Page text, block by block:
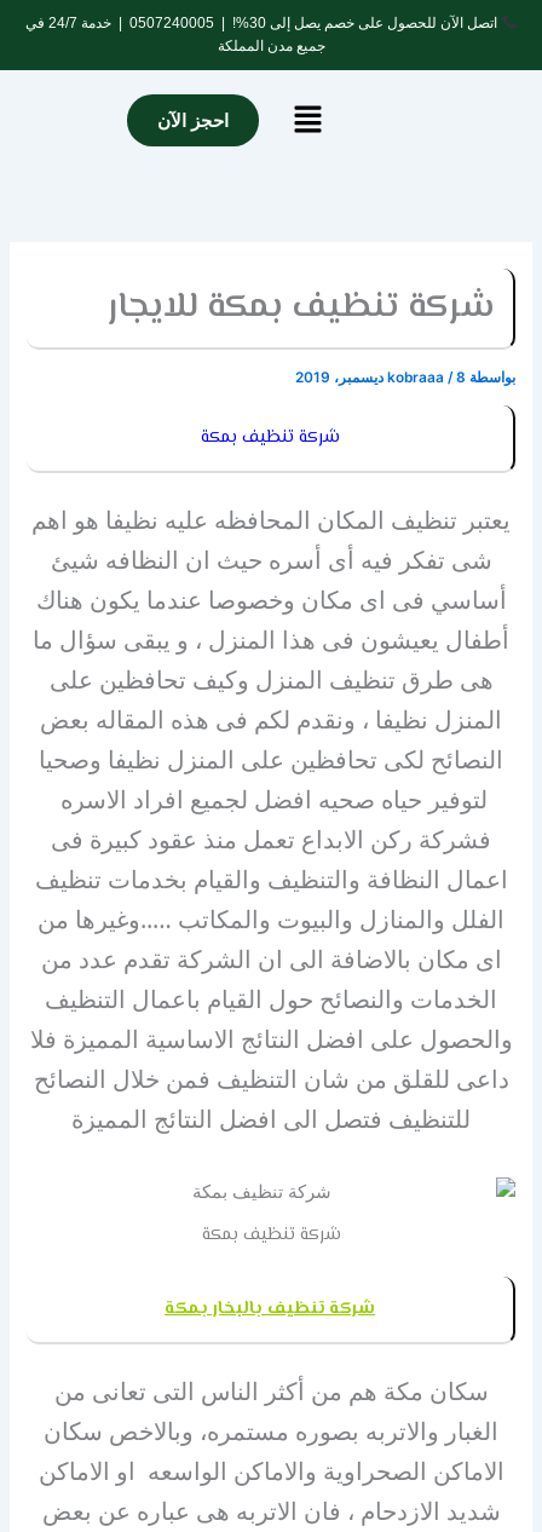
تخطي
المحتوى
اتصل الآن للحصول على خصم يصل إلى 30%! | 0507240005
| خدمة 24/7 في
جميع مدن المملكة
Menu احجز الآن
شركة تنظيف بمكة للايجار
بواسطة kobraaa /8 ديسمبر، 2019
شركة تنظيف بمكة
يعتبر تنظيف المكان المحافظه عليه نظيفا هو اهم
شى تفكر فيه أى أسره حيث ان النظافه شيئ
أساسي فى اى مكان وخصوصا عندما يكون هناك
أطفال يعيشون فى هذا المنزل ، و يبقى سؤال ما
هى طرق تنظيف المنزل وكيف تحافظين على
المنزل نظيفا ، ونقدم لكم فى هذه المقاله بعض
النصائح لكى تحافظين على المنزل نظيفا وصحيا
لتوفير حياه صحيه افضل لجميع افراد الاسره
فشركة ركن الابداع تعمل منذ عقود كبيرة فى
اعمال النظافة والتنظيف والقيام بخدمات تنظيف
الفلل والمنازل والبيوت والمكاتب …..وغيرها من
اى مكان بالاضافة الى ان الشركة تقدم عدد من
الخدمات والنصائح حول القيام باعمال التنظيف
والحصول على افضل النتائج الاساسية المميزة فلا
داعى للقلق من شان التنظيف فمن خلال النصائح
للتنظيف فتصل الى افضل النتائج المميزة
شركة تنظيف بمكة
شركة تنظيف بالبخار بمكة
سكان مكة هم من أكثر الناس التى تعانى من
الغبار والاتربه بصوره مستمره، وبالاخص سكان
الاماكن الصحراوية والاماكن الواسعه او الاماكن
شديد الازدحام ، فان الاتربه هى عباره عن بعض